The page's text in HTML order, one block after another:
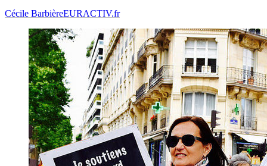
Cécile BarbièreEURACTIV.fr